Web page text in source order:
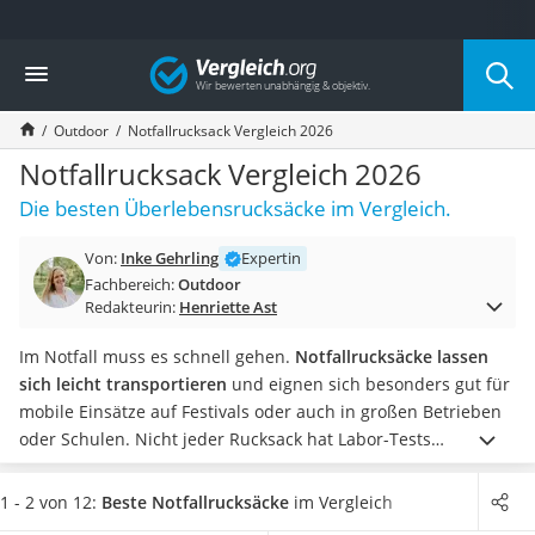
Die beliebtesten Vergleiche nach Kategorie
Freizeit & Sport
Gartentrampolin
Trampolin
Metalldetektor
Eufab-Fahrradträger
Trampolin 366 cm
Aluminium-Koffer
Futterboot
E-Bike-Dreirad
Trekkingschuhe Herren
Reisetasche mit Rollen
Klimmzugstation
Koffer
Nachtsichtgerät
Vergleich
Outdoor Notfallrucksack Vergleich 2026
Notfallrucksack Vergleich 2026
Die besten Überlebensrucksäcke im Vergleich.
Von: Inke Gehrling
Expertin
Fachbereich:Outdoor
Redakteurin: Henriette Ast
Im Notfall muss es schnell gehen. Notfallrucksäcke lassen
sich leicht transportieren und eignen sich besonders gut für
mobile Einsätze auf Festivals oder auch in großen Betrieben
oder Schulen. Nicht jeder Rucksack hat Labor-Tests
durchlaufen, die ihm dieErfüllung der DIN-Norm zum
Füllgewicht bescheinigen. Preislich liegen die Modelle weit
1 - 2 von 12: Beste Notfallrucksäcke im Vergleich